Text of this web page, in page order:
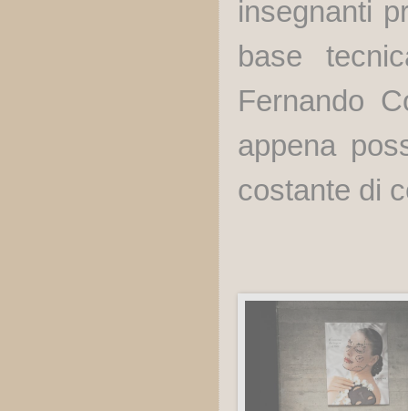
insegnanti
base
Fernando
appena
costante di